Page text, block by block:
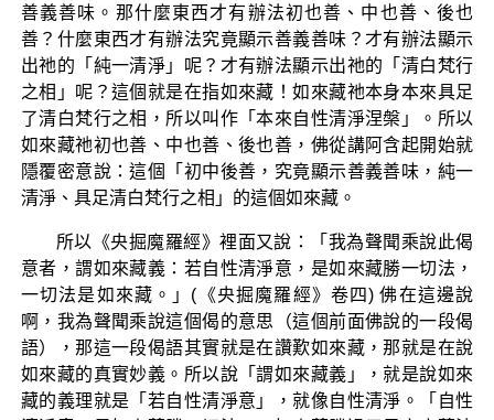
善義善味。那什麼東西才有辦法初也善、中也善、後也
善？什麼東西才有辦法究竟顯示善義善味？才有辦法顯示
出祂的「純一清淨」呢？才有辦法顯示出祂的「清白梵行
之相」呢？這個就是在指如來藏！如來藏祂本身本來具足
了清白梵行之相，所以叫作「本來自性清淨涅槃」。所以
如來藏祂初也善、中也善、後也善，佛從講阿含起開始就
隱覆密意說：這個「初中後善，究竟顯示善義善味，純一
清淨、具足清白梵行之相」的這個如來藏。
所以《央掘魔羅經》裡面又說：「我為聲聞乘說此偈
意者，謂如來藏義：若自性清淨意，是如來藏勝一切法，
一切法是如來藏。」(《央掘魔羅經》卷四) 佛在這邊說
啊，我為聲聞乘說這個偈的意思（這個前面佛說的一段偈
語），那這一段偈語其實就是在讚歎如來藏，那就是在說
如來藏的真實妙義。所以說「謂如來藏義」，就是說如來
藏的義理就是「若自性清淨意」，就像自性清淨。「自性